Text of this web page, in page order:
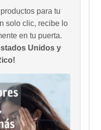
para tu
solo clic, recibe lo
en tu puerta.
Unidos y